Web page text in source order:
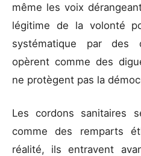
même les voix
légitime de la volonté
systématique par des
opèrent comme des
ne protègent pas la
Les cordons sanitaires
comme des remparts
réalité, ils entravent